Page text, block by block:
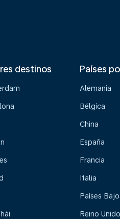
destinos Países
Alemania
Bélgica
China
España
Francia
Italia
Países
Reino Unido